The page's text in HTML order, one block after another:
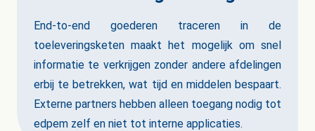
End-to-end goederen traceren in de
toeleveringsketen maakt het mogelijk om snel
informatie te verkrijgen zonder andere afdelingen
erbij te betrekken, wat tijd en middelen bespaart.
Externe partners hebben alleen toegang nodig tot
edpem zelf en niet tot interne applicaties.